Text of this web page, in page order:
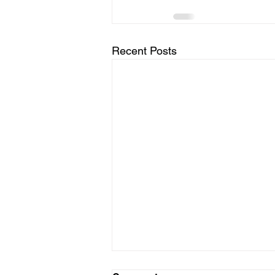
Recent Posts
Probleme probleme